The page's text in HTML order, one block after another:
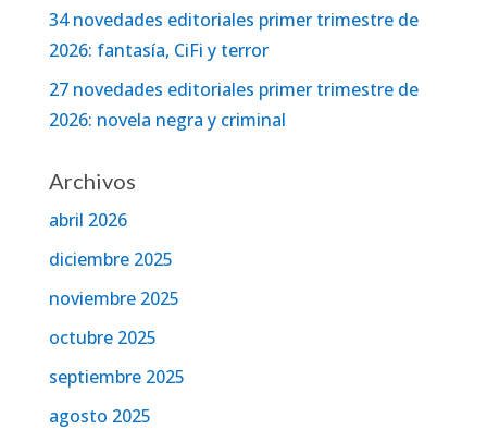
34 novedades editoriales primer trimestre de
2026: fantasía, CiFi y terror
27 novedades editoriales primer trimestre de
2026: novela negra y criminal
Archivos
abril 2026
diciembre 2025
noviembre 2025
octubre 2025
septiembre 2025
agosto 2025